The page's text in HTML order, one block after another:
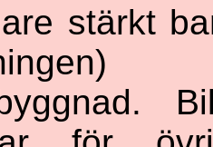
stärkt